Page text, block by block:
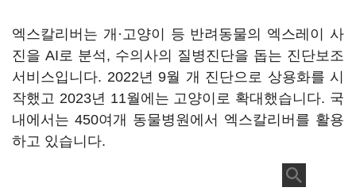
엑스칼리버는 개·고양이 등 반려동물의 엑스레이 사
진을 AI로 분석, 수의사의 질병진단을 돕는 진단보조
서비스입니다. 2022년 9월 개 진단으로 상용화를 시
작했고 2023년 11월에는 고양이로 확대했습니다. 국
내에서는 450여개 동물병원에서 엑스칼리버를 활용
하고 있습니다.